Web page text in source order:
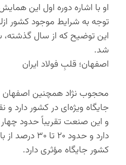
او با اشاره دوره اول این
توجه به شرایط موجود کشور
این توضیح که از سال
شد.
اصفهان؛ قلبِ فولاد ایران
جایگاه ویژه‌ای در کشور دارد
و این صنعت تقریباً حدود چهار
دارد و
کشور جایگاه مؤثری دارد.